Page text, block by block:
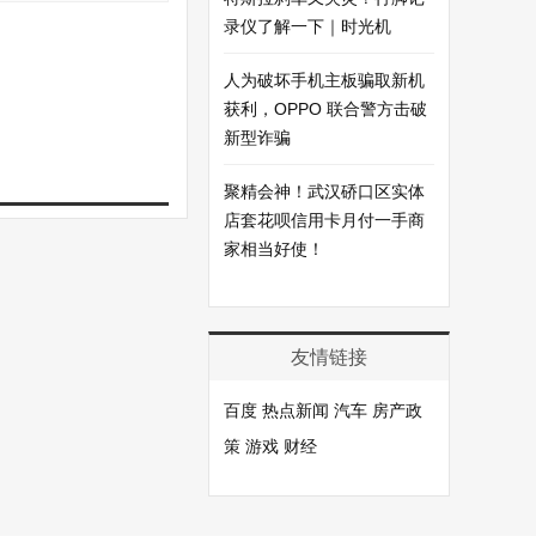
录仪了解一下｜时光机
人为破坏手机主板骗取新机
获利，OPPO 联合警方击破
新型诈骗
聚精会神！武汉硚口区实体
店套花呗信用卡月付一手商
家相当好使！
友情链接
百度 热点新闻 汽车 房产政
策 游戏 财经